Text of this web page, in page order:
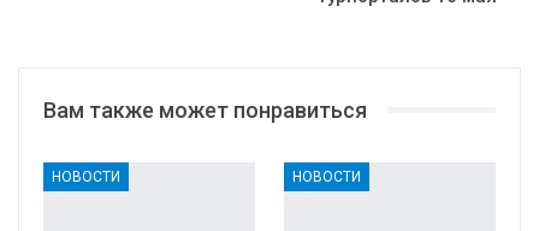
Вам также может понравиться
НОВОСТИ НОВОСТИ